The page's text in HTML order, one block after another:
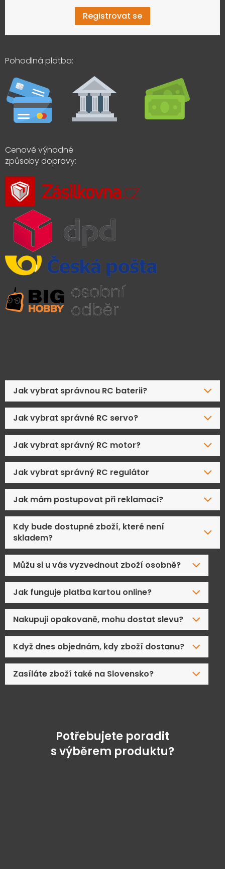
Registrovat se
Pohodlná platba:
Cenově výhodné
způsoby dopravy:
Jak vybrat správnou RC baterii?
Jak vybrat správné RC servo?
Jak vybrat správný RC motor?
Jak vybrat správný RC regulátor
Jak mám postupovat při reklamaci?
Kdy bude dostupné zboží, které není
skladem?
Můžu si u vás vyzvednout zboží osobně?
Jak funguje platba kartou online?
Nakupuji opakovaně, mohu dostat slevu?
Když dnes objednám, kdy zboží dostanu?
Zasíláte zboží také na Slovensko?
Potřebujete poradit
s výběrem produktu?